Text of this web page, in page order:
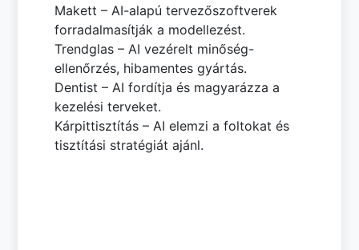
Makett – AI-alapú tervezőszoftverek
forradalmasítják a modellezést.
Trendglas – AI vezérelt minőség-
ellenőrzés, hibamentes gyártás.
Dentist – AI fordítja és magyarázza a
kezelési terveket.
Kárpittisztítás – AI elemzi a foltokat és
tisztítási stratégiát ajánl.